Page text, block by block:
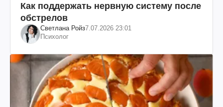
Как поддержать нервную систему после
обстрелов
Светлана Ройз7.07.2026 23:01
Психолог